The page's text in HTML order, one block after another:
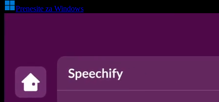
Prenesite za Windows